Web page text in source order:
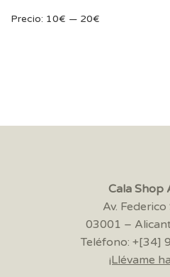
Precio: 10€ — 20€
Cala Shop
Av.
03001 –
Teléfono: +[34]
¡Llévame